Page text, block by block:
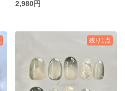
2,980円
残り1点